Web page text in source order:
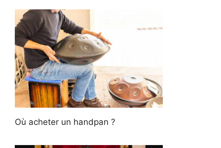
Où acheter un handpan ?